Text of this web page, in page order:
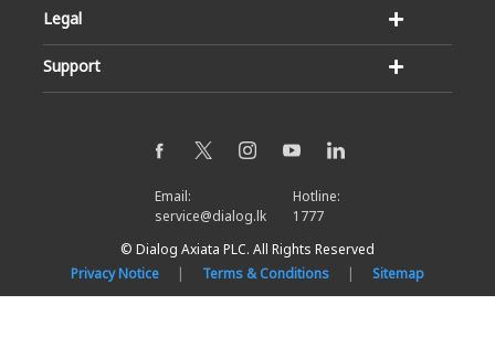
Legal
Support
Email:
service@dialog.lk
Hotline:
1777
© Dialog Axiata PLC. All Rights Reserved
Privacy Notice
Terms & Conditions Sitemap